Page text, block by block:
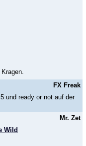
FX Freak
und ready or not auf der
Mr. Zet
Wild